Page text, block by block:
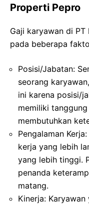
Properti Pepro
Gaji karyawan di
pada beberapa
Posisi/Jabatan:
seorang
ini karena posisi/
memiliki
membutuhkan
Pengalaman
kerja yang lebih
yang lebih tinggi.
penanda
matang.
Kinerja: